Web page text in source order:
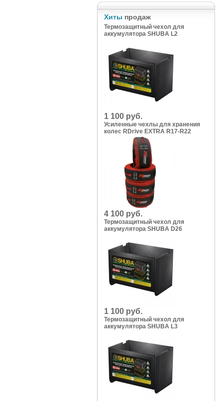
Хиты продаж
Термозащитный чехол для
аккумулятора SHUBA L2
1 100 руб.
Усиленные чехлы для хранения
колес RDrive EXTRA R17-R22
4 100 руб.
Термозащитный чехол для
аккумулятора SHUBA D26
1 100 руб.
Термозащитный чехол для
аккумулятора SHUBA L3